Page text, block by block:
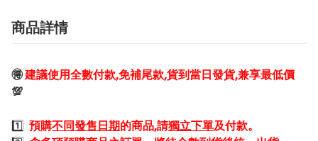
商品詳情
🉐建議使用全數付款,免補尾款,貨到當日發貨,兼享最低價
💯
1️⃣ 預購不同發售日期的商品,請獨立下單及付款。